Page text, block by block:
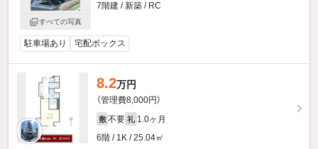
すべての写真
7階建 / 新築 / RC
駐車場あり 宅配ボックス
8.2万円
（管理費8,000円）
敷 不要 礼 1.0ヶ月
6階 / 1K / 25.04㎡